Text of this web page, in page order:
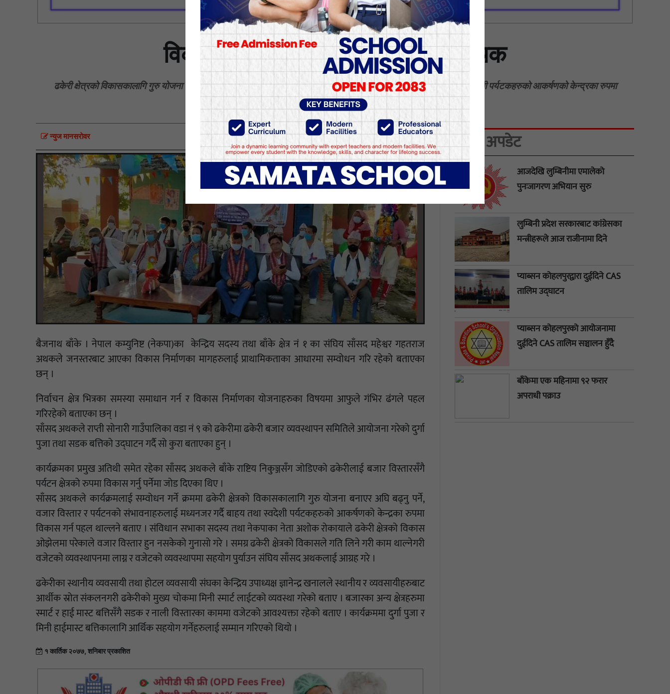
विकास निर्माणमा प्रतिबद्ध छु-साँसद अथक
ढकेरी क्षेत्रको विकासकालागि गुरु योजना बनाएर अघि बढ्नु पर्ने, वजार विस्तार र पर्यटनको संभावनाहरुलाई मध्यनजर गर्दै बाहय तथा स्वदेशी पर्यटकहरुको आकर्षणको केन्द्रका रुपमा
विकास गर्न पहल थाल्लने
न्युज मानसराेवर
बैजनाथ बाँके । नेपाल कम्युनिष्ट (नेकपा)का केन्द्रिय सदस्य तथा बाँके क्षेत्र नं १ का संघिय साँसद महेश्वर गहतराज
अथकले जनस्तरबाट आएका विकास निर्माणका मागहरुलाई प्राथामिकताका आधारमा सम्वोधन गरि रहेको बताएका
छन् ।
निर्वाचन क्षेत्र भित्रका समस्या समाधान गर्न र विकास निर्माणका योजनाहरुका विषयमा आफुले गंभिर ढंगले पहल
गरिरहेको बताएका छन् ।
साँसद अथकले राप्ती सोनारी गाउँपालिका वडा नं ९ को ढकेरीमा ढकेरी बजार व्यवस्थापन समितिले आयोजना गरेको दुर्गा
पुजा तथा सडक बत्तिको उद्घाटन गर्दै सो कुरा बताएका हुन् ।
कार्यक्रमका प्रमुख अतिथी समेत रहेका साँसद अथकले बाँके राष्टिय निकुञ्जसँग जोडिएको ढकेरीलाई बजार विस्तारसँगै
पर्यटन क्षेत्रको रुपमा विकास गर्नु पर्नेमा जोड दिएका थिए ।
साँसद अथकले कार्यक्रमलाई सम्वोधन गर्ने क्रममा ढकेरी क्षेत्रको विकासकालागि गुरु योजना बनाएर अघि बढ्नु पर्ने,
वजार विस्तार र पर्यटनको संभावनाहरुलाई मध्यनजर गर्दै बाहय तथा स्वदेशी पर्यटकहरुको आकर्षणको केन्द्रका रुपमा
विकास गर्न पहल थाल्लने बताए । संविधान सभाका सदस्य तथा नेकपाका नेता अशोक रोकायाले ढकेरी क्षेत्रको विकास
ओझेलमा परेकाले वजार विस्तार हुन नसकेको गुनासो गरे । समग्र ढकेरी क्षेत्रको विकासले गति लिने गरी काम थाल्नेगरी
वजेटको व्यवस्थापनमा लाग्न र वजेटको व्यवस्थापमा सहयोग पुर्याउन संघिय साँसद अथकलाई आग्रह गरे ।
ढकेरीका स्थानीय व्यवसायी तथा होटल व्यवसायी संघका केन्द्रिय उपाध्यक्ष ज्ञानेन्द्र खनालले स्थानीय र व्यवसायीहरुबाट
आर्थीक स्रोत संकलनगरी ढकेरीको मुख्य चोकमा मिनी स्मार्ट लाईटको व्यवस्था गरेको बताए । बजारका अन्य क्षेत्रहरुमा
स्मार्ट र हाई मास्ट बत्तिसँगै सडक र नाली विस्तारका काममा वजेटको आवश्यक्ता रहेको बताए । कार्यक्रममा दुर्गा पुजा र
मिनी हाईमास्ट बत्तिकालागि आर्थिक सहयोग गर्नेहरुलाई सम्मान गरिएको थियो ।
१ कार्तिक २०७७, शनिबार प्रकाशित
ताजा अपडेट
आजदेखि लुम्बिनीमा एमालेको
पुनःजागरण अभियान सुरु
लुम्बिनी प्रदेश सरकारबाट कांग्रेसका
मन्त्रीहरूले आज राजीनामा दिने
प्याब्सन कोहलपुरद्वारा दुईदिने CAS
तालिम उद्घाटन
प्याब्सन कोहलपुरको आयोजनामा
दुईदिने CAS तालिम सञ्चालन हुँदै
बाँकेमा एक महिनामा ९२ फरार
अपराधी पक्राउ